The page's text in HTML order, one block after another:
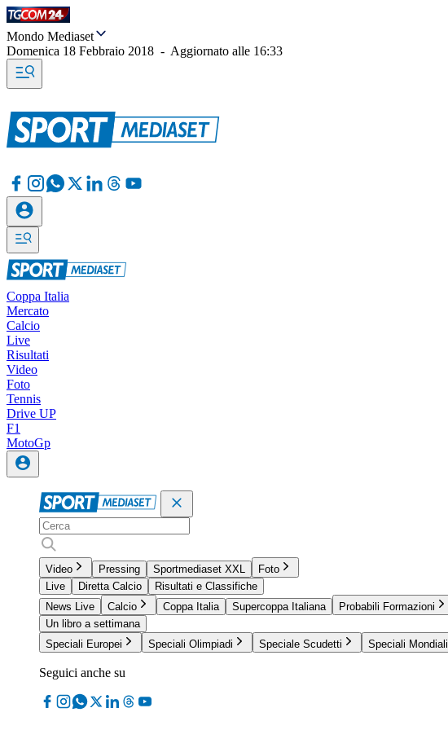
Mondo Mediaset
Domenica 18 Febbraio 2018 - Aggiornato alle 16:33
Coppa Italia
Mercato
Calcio
Live
Risultati
Video
Foto
Tennis
Drive UP
F1
MotoGp
Video Pressing Sportmediaset XXL
Foto
Live
Diretta Calcio
Risultati e Classifiche
News Live
Calcio Coppa Italia Supercoppa Italiana Probabili Formazioni
Un libro a settimana
Speciali Europei
Speciali Olimpiadi Speciale Scudetti Speciali Mondiali
Seguici anche su